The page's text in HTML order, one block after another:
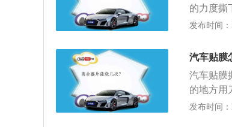
的力度撕
的胶质清
外线中的
皮肤受
发布时间
汽车贴膜
汽车贴膜
的地方用
清除。车
发布时间